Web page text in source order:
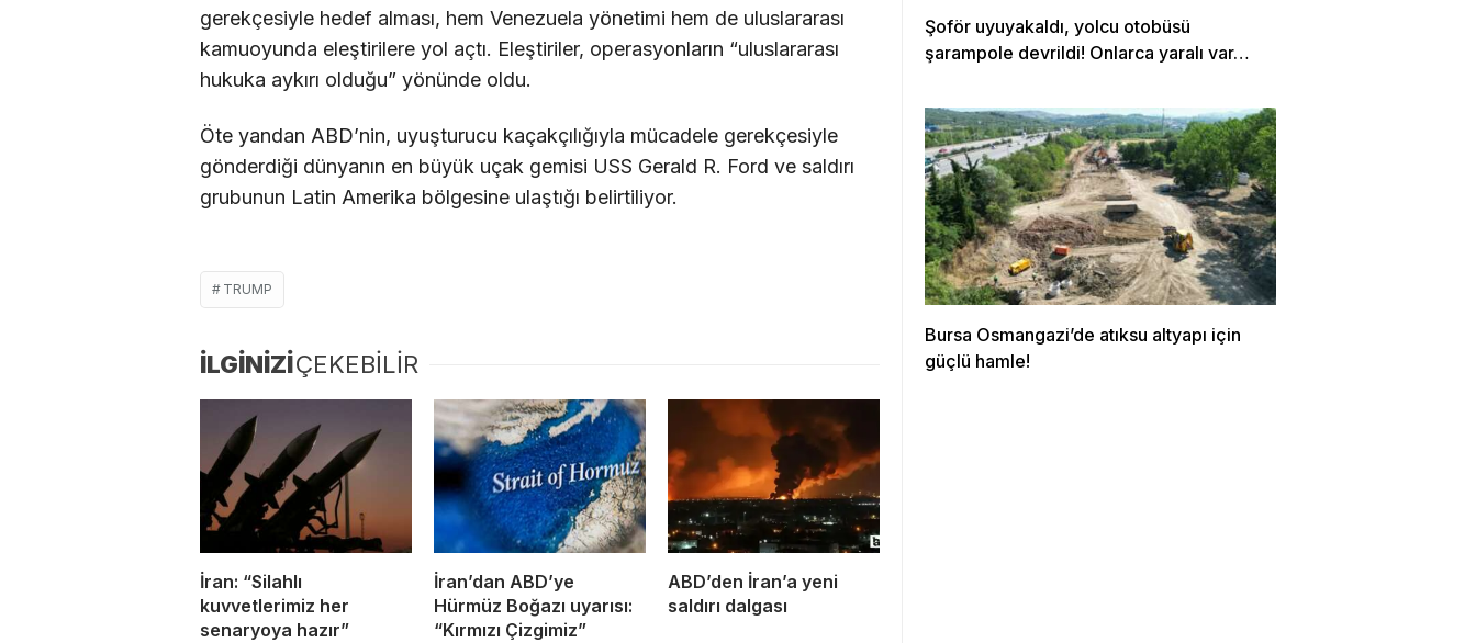
gerekçesiyle hedef alması, hem Venezuela yönetimi hem de uluslararası
kamuoyunda eleştirilere yol açtı. Eleştiriler, operasyonların “uluslararası
hukuka aykırı olduğu” yönünde oldu.
Öte yandan ABD’nin, uyuşturucu kaçakçılığıyla mücadele gerekçesiyle
gönderdiği dünyanın en büyük uçak gemisi USS Gerald R. Ford ve saldırı
grubunun Latin Amerika bölgesine ulaştığı belirtiliyor.
TRUMP
İLGİNİZİÇEKEBİLİR
İran: “Silahlı
kuvvetlerimiz her
senaryoya hazır”
İran’dan ABD’ye
Hürmüz Boğazı uyarısı:
“Kırmızı Çizgimiz”
ABD’den İran’a yeni
saldırı dalgası
Şoför uyuyakaldı, yolcu otobüsü
şarampole devrildi! Onlarca yaralı var…
Bursa Osmangazi’de atıksu altyapı için
güçlü hamle!